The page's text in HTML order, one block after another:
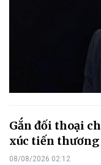
Gắn đối thoại
xúc tiến
08/08/2026 02:12